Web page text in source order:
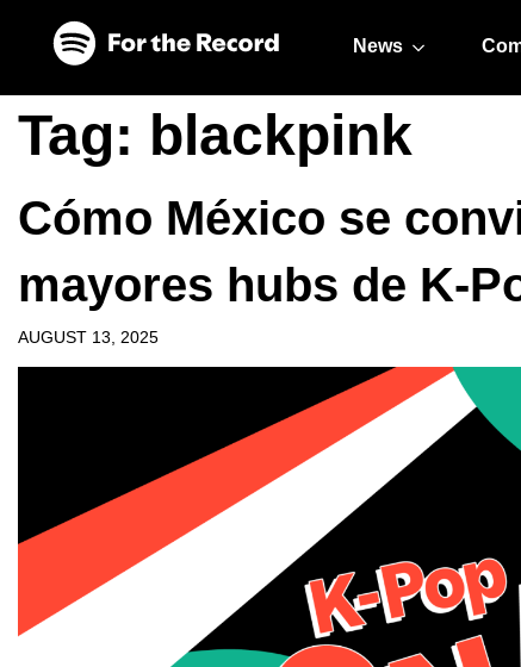
News
Tag: blackpink
Cómo México se
mayores hubs de K-
AUGUST 13, 2025